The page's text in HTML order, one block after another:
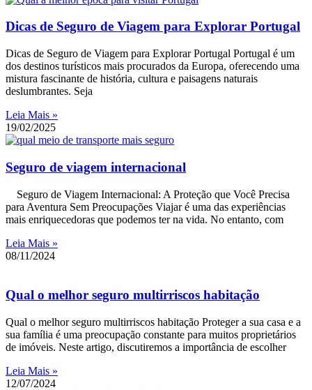
Dicas de Seguro de Viagem para Explorar Portugal
Dicas de Seguro de Viagem para Explorar Portugal Portugal é um
dos destinos turísticos mais procurados da Europa, oferecendo uma
mistura fascinante de história, cultura e paisagens naturais
deslumbrantes. Seja
Leia Mais »
19/02/2025
Seguro de viagem internacional
Seguro de Viagem Internacional: A Proteção que Você Precisa
para Aventura Sem Preocupações Viajar é uma das experiências
mais enriquecedoras que podemos ter na vida. No entanto, com
Leia Mais »
08/11/2024
Qual o melhor seguro multirriscos habitação
Qual o melhor seguro multirriscos habitação Proteger a sua casa e a
sua família é uma preocupação constante para muitos proprietários
de imóveis. Neste artigo, discutiremos a importância de escolher
Leia Mais »
12/07/2024